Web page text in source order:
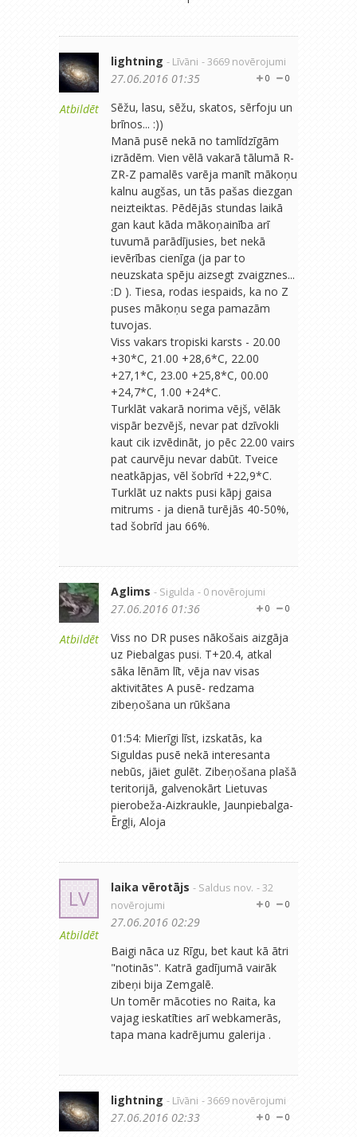
Atbildēt
lightning - Līvāni - 3669 novērojumi
0
0
27.06.2016 01:35
Sēžu, lasu, sēžu, skatos, sērfoju un
brīnos... :))
Manā pusē nekā no tamlīdzīgām
izrādēm. Vien vēlā vakarā tālumā R-
ZR-Z pamalēs varēja manīt mākoņu
kalnu augšas, un tās pašas diezgan
neizteiktas. Pēdējās stundas laikā
gan kaut kāda mākoņainība arī
tuvumā parādījusies, bet nekā
ievērības cienīga (ja par to
neuzskata spēju aizsegt zvaigznes...
:D ). Tiesa, rodas iespaids, ka no Z
puses mākoņu sega pamazām
tuvojas.
Viss vakars tropiski karsts - 20.00
+30*C, 21.00 +28,6*C, 22.00
+27,1*C, 23.00 +25,8*C, 00.00
+24,7*C, 1.00 +24*C.
Turklāt vakarā norima vējš, vēlāk
vispār bezvējš, nevar pat dzīvokli
kaut cik izvēdināt, jo pēc 22.00 vairs
pat caurvēju nevar dabūt. Tveice
neatkāpjas, vēl šobrīd +22,9*C.
Turklāt uz nakts pusi kāpj gaisa
mitrums - ja dienā turējās 40-50%,
tad šobrīd jau 66%.
Atbildēt
Aglims - Sigulda - 0 novērojumi
0
0
27.06.2016 01:36
Viss no DR puses nākošais aizgāja
uz Piebalgas pusi. T+20.4, atkal
sāka lēnām līt, vēja nav visas
aktivitātes A pusē- redzama
zibeņošana un rūkšana
01:54: Mierīgi līst, izskatās, ka
Siguldas pusē nekā interesanta
nebūs, jāiet gulēt. Zibeņošana plašā
teritorijā, galvenokārt Lietuvas
pierobeža-Aizkraukle, Jaunpiebalga-
Ērgļi, Aloja
LV
Atbildēt
laika vērotājs - Saldus nov. - 32
novērojumi
0
0
27.06.2016 02:29
Baigi nāca uz Rīgu, bet kaut kā ātri
"notinās". Katrā gadījumā vairāk
zibeņi bija Zemgalē.
Un tomēr mācoties no Raita, ka
vajag ieskatīties arī webkamerās,
tapa mana kadrējumu galerija .
lightning - Līvāni - 3669 novērojumi
0
0
27.06.2016 02:33